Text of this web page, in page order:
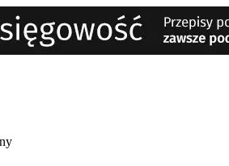
w nowej karcie